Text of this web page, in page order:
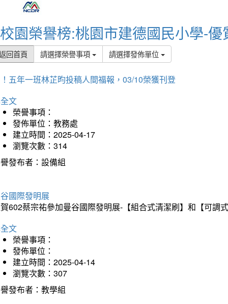
校園榮譽榜:桃園市建德國民小學-優
回首頁 請選擇榮譽事項 請選擇發佈單位
五年一班林芷昀投稿人間福報，03/10榮獲刊登
文
榮譽事項：
發佈單位：教務處
建立時間：2025-04-17
瀏覽次數：314
發布者：設備組
國際發明展
602蔡宗祐參加曼谷國際發明展-【組合式清潔刷】和【可調
文
榮譽事項：
發佈單位：
建立時間：2025-04-14
瀏覽次數：307
發布者：教學組